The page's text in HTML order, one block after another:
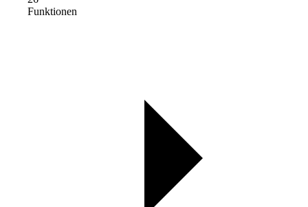
Funktionen